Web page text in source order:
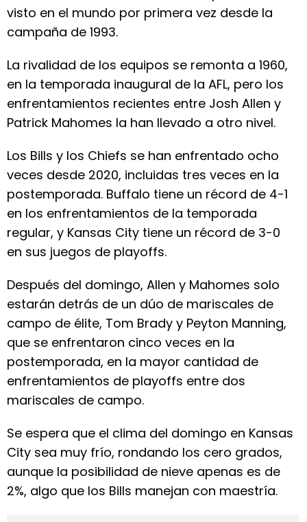
visto en el mundo por primera vez desde la
campaña de 1993.
La rivalidad de los equipos se remonta a 1960,
en la temporada inaugural de la AFL, pero los
enfrentamientos recientes entre Josh Allen y
Patrick Mahomes la han llevado a otro nivel.
Los Bills y los Chiefs se han enfrentado ocho
veces desde 2020, incluidas tres veces en la
postemporada. Buffalo tiene un récord de 4-1
en los enfrentamientos de la temporada
regular, y Kansas City tiene un récord de 3-0
en sus juegos de playoffs.
Después del domingo, Allen y Mahomes solo
estarán detrás de un dúo de mariscales de
campo de élite, Tom Brady y Peyton Manning,
que se enfrentaron cinco veces en la
postemporada, en la mayor cantidad de
enfrentamientos de playoffs entre dos
mariscales de campo.
Se espera que el clima del domingo en Kansas
City sea muy frío, rondando los cero grados,
aunque la posibilidad de nieve apenas es de
2%, algo que los Bills manejan con maestría.